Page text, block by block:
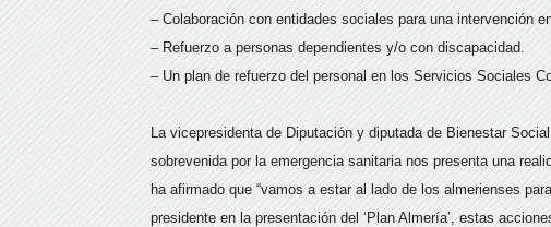
– Colaboración con entidades sociales para una intervención
– Refuerzo a personas dependientes y/o con discapacidad.
– Un plan de refuerzo del personal en los Servicios Sociales
La vicepresidenta de Diputación y diputada de Bienestar
sobrevenida por la emergencia sanitaria nos presenta una
ha afirmado que “vamos a estar al lado de los almerienses
presidente en la presentación del ‘Plan Almería’, estas